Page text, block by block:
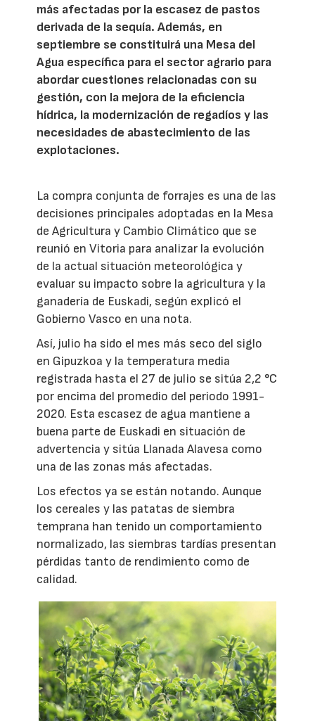
más afectadas por la escasez de pastos
derivada de la sequía. Además, en
septiembre se constituirá una Mesa del
Agua específica para el sector agrario para
abordar cuestiones relacionadas con su
gestión, con la mejora de la eficiencia
hídrica, la modernización de regadíos y las
necesidades de abastecimiento de las
explotaciones.
La compra conjunta de forrajes es una de las
decisiones principales adoptadas en la Mesa
de Agricultura y Cambio Climático que se
reunió en Vitoria para analizar la evolución
de la actual situación meteorológica y
evaluar su impacto sobre la agricultura y la
ganadería de Euskadi, según explicó el
Gobierno Vasco en una nota.
Así, julio ha sido el mes más seco del siglo
en Gipuzkoa y la temperatura media
registrada hasta el 27 de julio se sitúa 2,2 °C
por encima del promedio del periodo 1991-
2020. Esta escasez de agua mantiene a
buena parte de Euskadi en situación de
advertencia y sitúa Llanada Alavesa como
una de las zonas más afectadas.
Los efectos ya se están notando. Aunque
los cereales y las patatas de siembra
temprana han tenido un comportamiento
normalizado, las siembras tardías presentan
pérdidas tanto de rendimiento como de
calidad.